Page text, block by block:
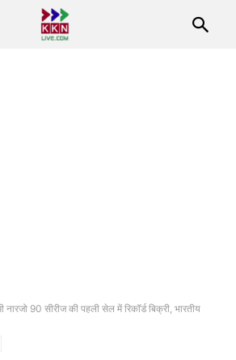
नारजो 90 सीरीज की पहली सेल में रिकॉर्ड बिक्री, भारतीय